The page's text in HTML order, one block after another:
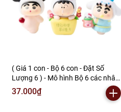
( Giá 1 con - Bộ 6 con - Đặt Số
Lượng 6 ) - Mô hình Bộ 6 các nhân
vật Em bé Trai Cosplay - Cao 5-6cm
- nặng 330gram - (VAT : G873-84)-
37.000₫